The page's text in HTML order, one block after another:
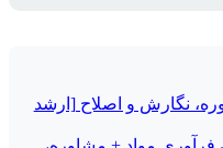
نگارش و اصلاح [ارشد